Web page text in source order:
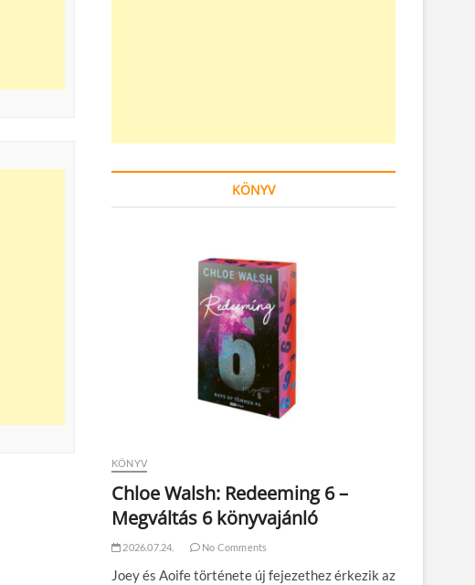
KÖNYV
KÖNYV
Chloe Walsh: Redeeming 6 –
Megváltás 6 könyvajánló
2026.07.24. No Comments
Joey és Aoife története új fejezethez érkezik az